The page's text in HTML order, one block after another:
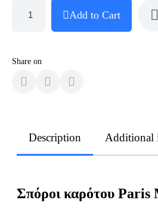
Add to Cart
Share on
Description Additional
Σπόροι καρότου